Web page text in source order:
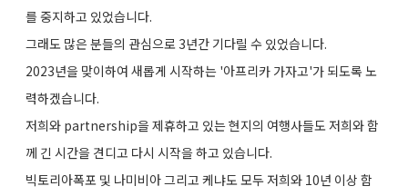
를 중지하고 있었습니다.
그래도 많은 분들의 관심으로 3년간 기다릴 수 있었습니다.
2023년을 맞이하여 새롭게 시작하는 '아프리카 가자고'가 되도록 노
력하겠습니다.
저희와 partnership을 제휴하고 있는 현지의 여행사들도 저희와 함
께 긴 시간을 견디고 다시 시작을 하고 있습니다.
빅토리아폭포 및 나미비아 그리고 케냐도 모두 저희와 10년 이상 함